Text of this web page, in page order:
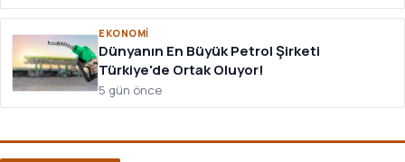
EKONOMI
Dünyanın En Büyük Petrol Şirketi
Türkiye'de Ortak Oluyor!
5 gün önce